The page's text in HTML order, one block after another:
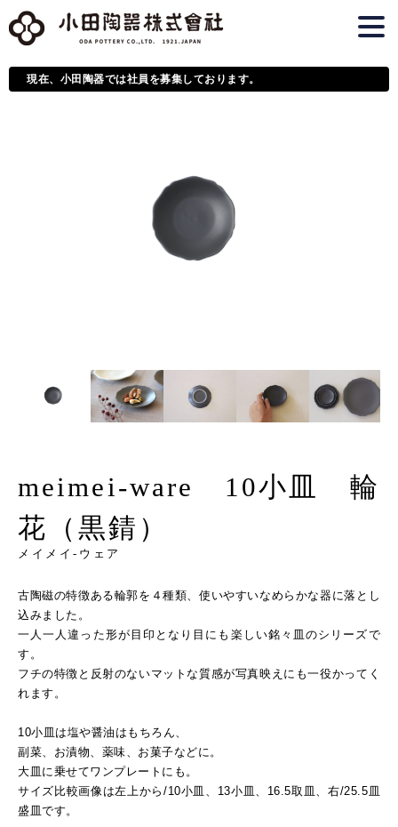
現在、小田陶器では社員を募集しております。
meimei-ware 10小皿 輪
花（黒錆）
メイメイ-ウェア
古陶磁の特徴ある輪郭を４種類、使いやすいなめらかな器に落とし
込みました。
一人一人違った形が目印となり目にも楽しい銘々皿のシリーズで
す。
フチの特徴と反射のないマットな質感が写真映えにも一役かってく
れます。
10小皿は塩や醤油はもちろん、
副菜、お漬物、薬味、お菓子などに。
大皿に乗せてワンプレートにも。
サイズ比較画像は左上から/10小皿、13小皿、16.5取皿、右/25.5皿
盛皿です。